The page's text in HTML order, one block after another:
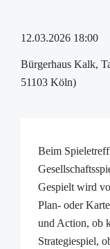
12.03.2026 18:00
Bürgerhaus Kalk,
51103 Köln)
Beim
Gespielt wird
Plan- oder
und Action, ob
Strategiespiel,